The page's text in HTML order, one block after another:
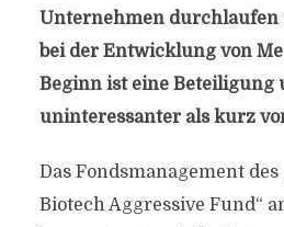
Unternehmen durchlaufen
bei der Entwicklung von
Beginn ist eine Beteiligung
uninteressanter als kurz
Das Fondsmanagement des
Biotech Aggressive Fund“